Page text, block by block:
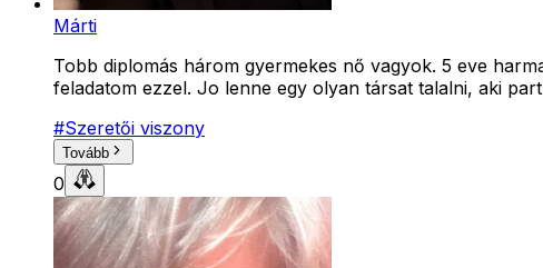
Márti
Tobb diplomás három gyermekes nő vagyok. 5 eve
feladatom ezzel. Jo lenne egy olyan társat talalni, aki
#Szeretői viszony
Tovább
0